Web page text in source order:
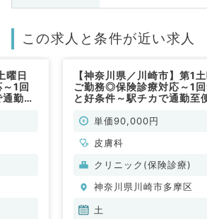
この求人と条件が近い求人
曜日
1回
勤至
【神奈川県／川崎市】第1
ご勤務◎保険診療対応～1
と好条件～駅チカで通勤至
単価90,000円
皮膚科
クリニック(保険診療)
神奈川県川崎市多摩区
土